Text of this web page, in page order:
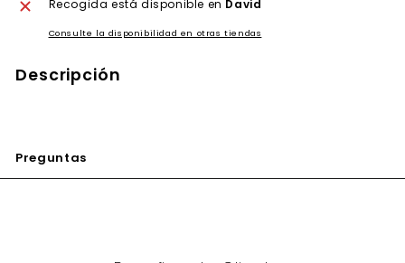
Recogida está disponible en David
Consulte la disponibilidad en otras tiendas
Descripción
Preguntas